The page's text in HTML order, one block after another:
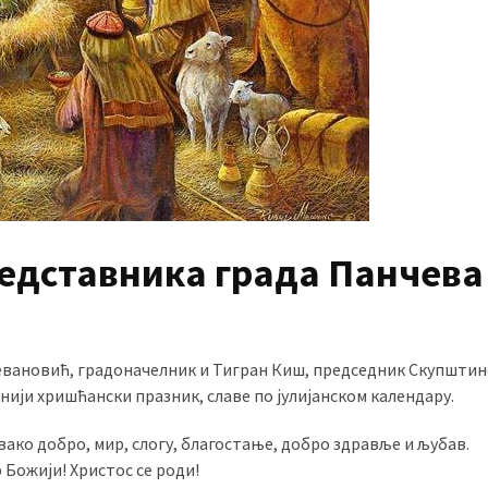
града Панчева
градоначелник и Тигран Киш, председник
хришћански празник, славе по јулијанском календару.
добро, мир, слогу, благостање, добро здравље и љубав.
Христос се роди!